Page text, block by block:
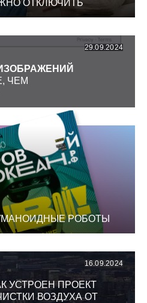
ОТКЛЮЧИТЬ
29.09.2024
ЧЕМ
РОБОТЫ
16.09.2024
УСТРОЕН ПРОЕКТ
ВОЗДУХА ОТ